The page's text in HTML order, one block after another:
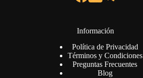
Información
Política de Privacidad
Términos y Condiciones
Preguntas Frecuentes
Blog